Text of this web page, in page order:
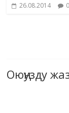
26.08.2014 0
Оюңузду